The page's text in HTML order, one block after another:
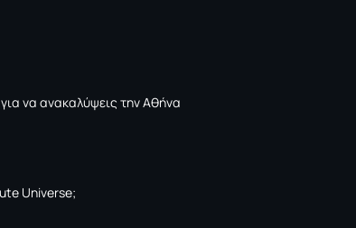
να ανακαλύψεις την Αθήνα
Universe;